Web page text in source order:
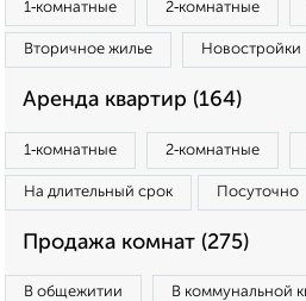
1‑комнатные 2‑комнатные
Вторичное жилье Новостройки
Аренда квартир (164)
1‑комнатные 2‑комнатные
На длительный срок Посуточно
Продажа комнат (275)
В общежитии В коммунальной